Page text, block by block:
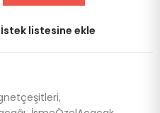
İstek listesine ekle